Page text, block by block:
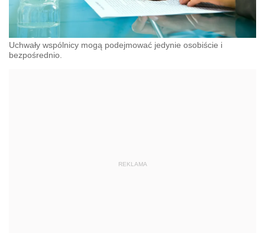
Uchwały wspólnicy mogą podejmować jedynie osobiście i
bezpośrednio.